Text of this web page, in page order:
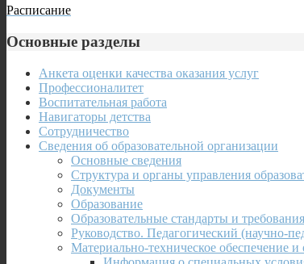
Расписание
Основные разделы
Анкета оценки качества оказания услуг
Профессионалитет
Воспитательная работа
Навигаторы детства
Сотрудничество
Сведения об образовательной организации
Основные сведения
Структура и органы управления
Документы
Образование
Образовательные стандарты и требования
Руководство. Педагогический (научно-
Материально-техническое обеспечение и